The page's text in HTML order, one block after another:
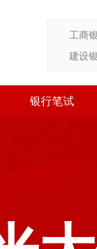
工商
建设
银行笔试